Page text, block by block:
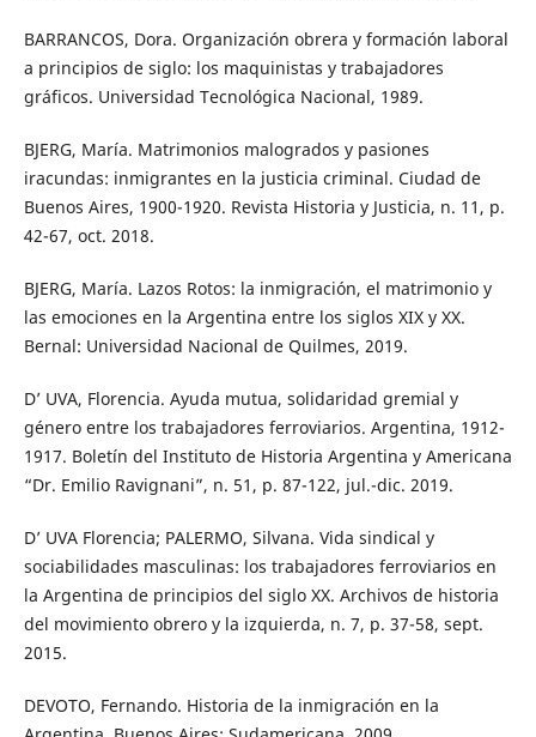
BARRANCOS, Dora. Organización obrera y formación laboral
a principios de siglo: los maquinistas y trabajadores
gráficos. Universidad Tecnológica Nacional, 1989.
BJERG, María. Matrimonios malogrados y pasiones
iracundas: inmigrantes en la justicia criminal. Ciudad de
Buenos Aires, 1900-1920. Revista Historia y Justicia, n. 11, p.
42-67, oct. 2018.
BJERG, María. Lazos Rotos: la inmigración, el matrimonio y
las emociones en la Argentina entre los siglos XIX y XX.
Bernal: Universidad Nacional de Quilmes, 2019.
D’ UVA, Florencia. Ayuda mutua, solidaridad gremial y
género entre los trabajadores ferroviarios. Argentina, 1912-
1917. Boletín del Instituto de Historia Argentina y Americana
“Dr. Emilio Ravignani”, n. 51, p. 87-122, jul.-dic. 2019.
D’ UVA Florencia; PALERMO, Silvana. Vida sindical y
sociabilidades masculinas: los trabajadores ferroviarios en
la Argentina de principios del siglo XX. Archivos de historia
del movimiento obrero y la izquierda, n. 7, p. 37-58, sept.
2015.
DEVOTO, Fernando. Historia de la inmigración en la